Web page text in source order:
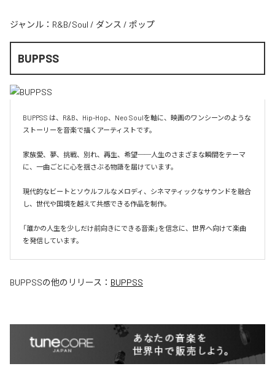
ジャンル： R&B/Soul / ダンス / ポップ
BUPPSS
BUPPSS は、R&B、Hip-Hop、Neo Soulを軸に、映画のワンシーンのような
ストーリーを音楽で描くアーティストです。
家族愛、夢、挑戦、別れ、再生、希望──人生のさまざまな瞬間をテーマ
に、一曲ごとに心を揺さぶる物語を届けています。
現代的なビートとソウルフルなメロディ、シネマティックなサウンドを融合
し、世代や国境を越えて共感できる作品を制作。
「誰かの人生を少しだけ前向きにできる音楽」を信念に、世界へ向けて楽曲
を発信しています。
BUPPSSの他のリリース： BUPPSS